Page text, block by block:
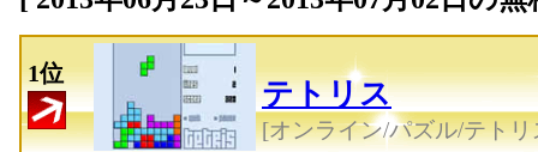
1位
テトリス
[オンライン/パズル/テトリ